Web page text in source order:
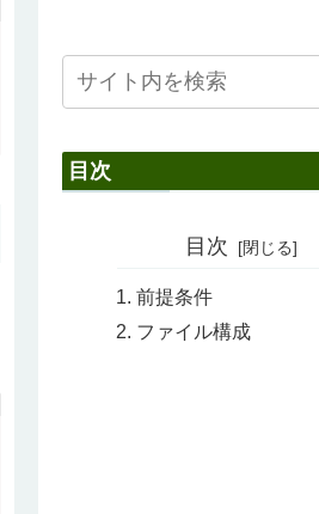
目次
目次
前提条件
ファイル構成